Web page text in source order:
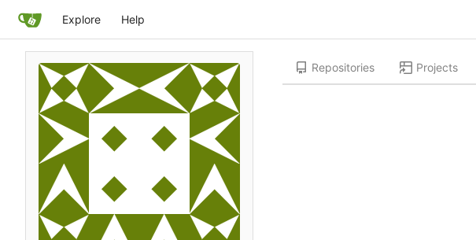
Explore Help
Repositories Projects